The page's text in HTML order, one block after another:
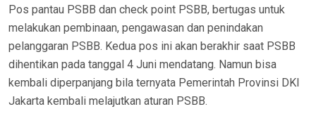
Pos pantau PSBB dan check point PSBB, bertugas untuk
melakukan pembinaan, pengawasan dan penindakan
pelanggaran PSBB. Kedua pos ini akan berakhir saat PSBB
dihentikan pada tanggal 4 Juni mendatang. Namun bisa
kembali diperpanjang bila ternyata Pemerintah Provinsi DKI
Jakarta kembali melajutkan aturan PSBB.